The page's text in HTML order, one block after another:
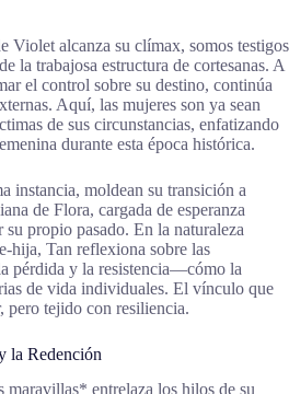
Violet alcanza su clímax, somos testigos
la trabajosa estructura de cortesanas. A
el control sobre su destino, continúa
Aquí, las mujeres son ya sean
de sus circunstancias, enfatizando
durante esta época histórica.
instancia, moldean su transición a
de Flora, cargada de esperanza
su propio pasado. En la naturaleza
hija, Tan reflexiona sobre las
pérdida y la resistencia—cómo la
de vida individuales. El vínculo que
pero tejido con resiliencia.
la Redención
entrelaza los hilos de su